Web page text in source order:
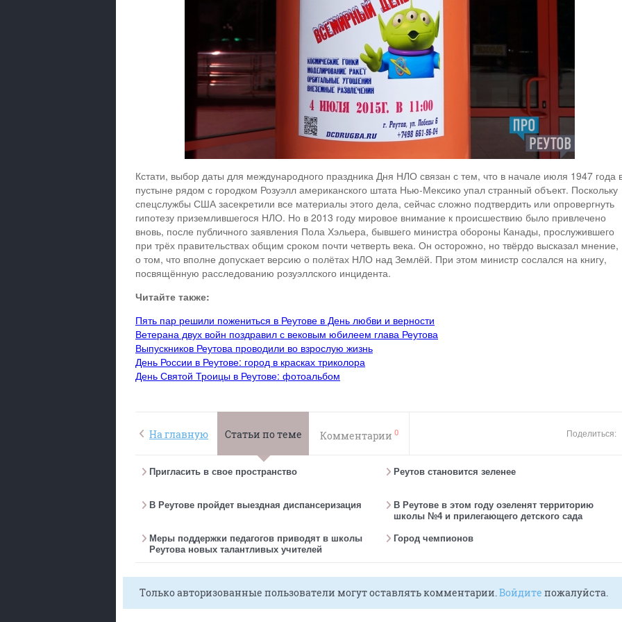
Кстати, выбор даты для международного праздника Дня НЛО связан с тем, что в начале июля 1947 года
пустыне рядом с городком Розуэлл американского штата Нью-Мексико упал странный объект. Поскольку
спецслужбы США засекретили все материалы этого дела, сейчас сложно подтвердить или опровергнуть
гипотезу приземлившегося НЛО. Но в 2013 году мировое внимание к происшествию было привлечено
вновь, после публичного заявления Пола Хэльера, бывшего министра обороны Канады, прослужившего
при трёх правительствах общим сроком почти четверть века. Он осторожно, но твёрдо высказал мнение,
о том, что вполне допускает версию о полётах НЛО над Землёй. При этом министр сослался на книгу,
посвящённую расследованию розуэллского инцидента.
Читайте также:
Пять пар решили пожениться в Реутове в День любви и верности
Ветерана двух войн поздравил с вековым юбилеем глава Реутова
Выпускников Реутова проводили во взрослую жизнь
День России в Реутове: город в красках триколора
День Святой Троицы в Реутове: фотоальбом
На главную Статьи по теме Комментарии 0 Поделиться:
Пригласить в свое пространство Реутов становится зеленее
В Реутове пройдет выездная диспансеризация
В Реутове в этом году озеленят территорию
школы №4 и прилегающего детского сада
Меры поддержки педагогов приводят в школы
Реутова новых талантливых учителей
Город чемпионов
Только авторизованные пользователи могут оставлять комментарии.Войдите пожалуйста.